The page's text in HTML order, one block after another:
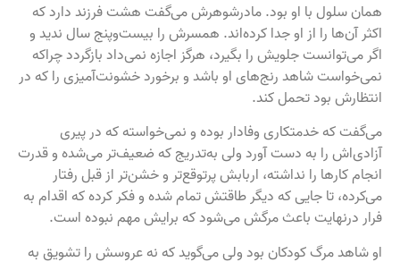
همان سلول با او بود. مادرشوهرش می‌گفت هشت فرزند دارد که
اکثر آن‌ها را از او جدا کرده‌اند. همسرش را بیست‌وپنج سال ندید و
اگر می‌توانست جلویش را بگیرد، هرگز اجازه نمی‌داد بازگردد چراکه
نمی‌خواست شاهد رنج‌های او باشد و برخورد خشونت‌آمیزی را که در
انتظارش بود تحمل کند.
می‌گفت که خدمتکاری وفادار بوده و نمی‌خواسته که در پیری
آزادی‌اش را به دست آورد ولی به‌تدریج که ضعیف‌تر می‌شده و قدرت
انجام کارها را نداشته، اربابش پرتوقع‌تر و خشن‌تر از قبل رفتار
می‌کرده، تا جایی که دیگر طاقتش تمام شده و فکر کرده که اقدام به
فرار درنهایت باعث مرگش می‌شود که برایش مهم نبوده است.
او شاهد مرگ کودکان بود ولی می‌گوید که نه عروسش را تشویق به